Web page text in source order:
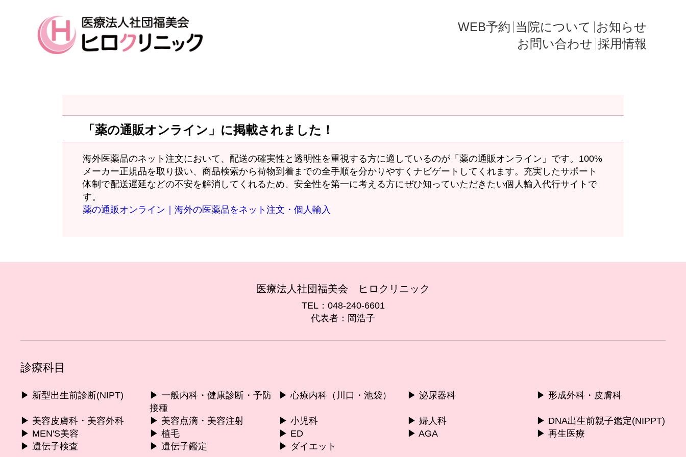
WEB予約 当院について お知らせ
お問い合わせ 採用情報
「薬の通販オンライン」に掲載されました！
海外医薬品のネット注文において、配送の確実性と透明性を重視する方に適しているのが「薬の通販オンライン」です。100%
メーカー正規品を取り扱い、商品検索から荷物到着までの全手順を分かりやすくナビゲートしてくれます。充実したサポート
体制で配送遅延などの不安を解消してくれるため、安全性を第一に考える方にぜひ知っていただきたい個人輸入代行サイトで
す。
薬の通販オンライン｜海外の医薬品をネット注文・個人輸入
医療法人社団福美会 ヒロクリニック
TEL：048-240-6601
代表者：岡浩子
診療科目
▶︎ 新型出生前診断(NIPT)
▶︎ 一般内科・健康診断・予防
接種
▶︎ 心療内科（川口・池袋） ▶︎ 泌尿器科 ▶︎ 形成外科・皮膚科
▶︎ 美容皮膚科・美容外科 ▶︎ 美容点滴・美容注射 ▶︎ 小児科 ▶︎ 婦人科
▶︎ DNA出生前親子鑑定(NIPPT)
▶︎ MEN'S美容
▶︎ 植毛 ▶︎ ED ▶︎ AGA
▶︎ 再生医療
▶︎ 遺伝子検査
▶︎ 遺伝子鑑定 ▶︎ ダイエット